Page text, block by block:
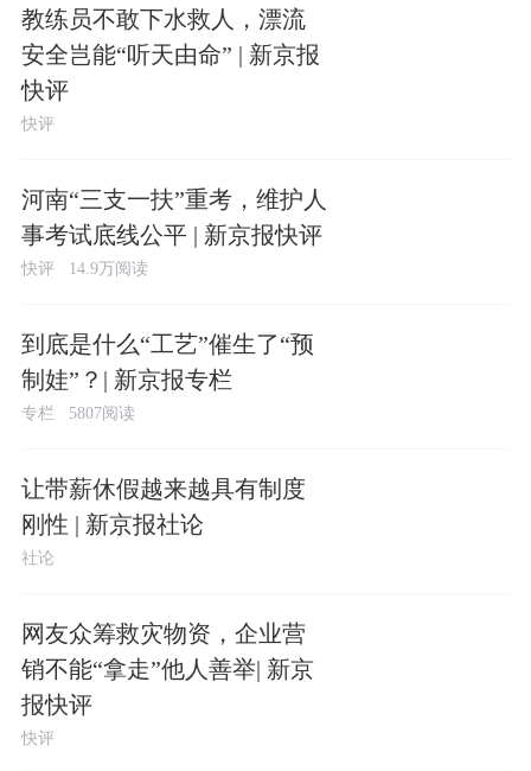
教练员不敢下水救人，漂流
安全岂能“听天由命” | 新京报
快评
快评
河南“三支一扶”重考，维护人
事考试底线公平 | 新京报快评
快评 14.9万阅读
到底是什么“工艺”催生了“预
制娃”？| 新京报专栏
专栏 5807阅读
让带薪休假越来越具有制度
刚性 | 新京报社论
社论
网友众筹救灾物资，企业营
销不能“拿走”他人善举| 新京
报快评
快评